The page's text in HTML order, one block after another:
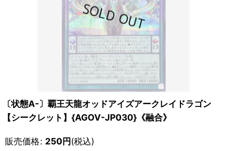
〔状態A-〕覇王天龍オッドアイズアークレイドラゴン
【シークレット】{AGOV-JP030}《融合》
販売価格: 250円(税込)